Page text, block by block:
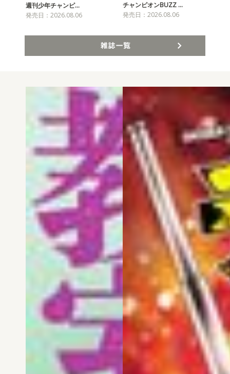
週刊少年チャンピ…
発売日：2026.08.06
チャンピオンBUZZ …
発売日：2026.08.06